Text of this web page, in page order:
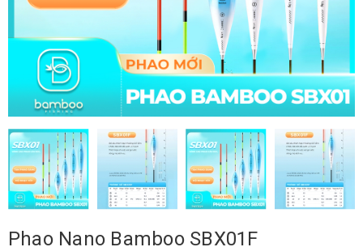
Phao Nano Bamboo SBX01F